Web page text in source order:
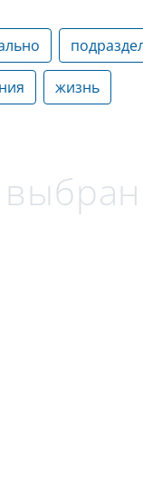
жизнь